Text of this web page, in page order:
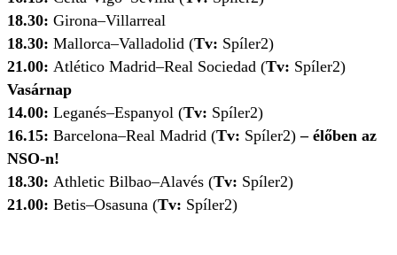
18.30: Girona–Villarreal
18.30: Mallorca–Valladolid (Tv: Spíler2)
21.00: Atlético Madrid–Real Sociedad (Tv: Spíler2)
Vasárnap
14.00: Leganés–Espanyol (Tv: Spíler2)
16.15: Barcelona–Real Madrid (Tv: Spíler2)– élőben az
NSO-n!
18.30: Athletic Bilbao–Alavés (Tv: Spíler2)
21.00: Betis–Osasuna (Tv: Spíler2)